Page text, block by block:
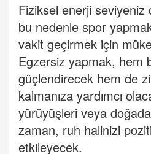
Fiziksel enerji seviyeniz
bu nedenle spor
vakit geçirmek için
Egzersiz yapmak, hem
güçlendirecek hem de
kalmanıza yardımcı
yürüyüşleri veya
zaman, ruh halinizi
etkileyecek.